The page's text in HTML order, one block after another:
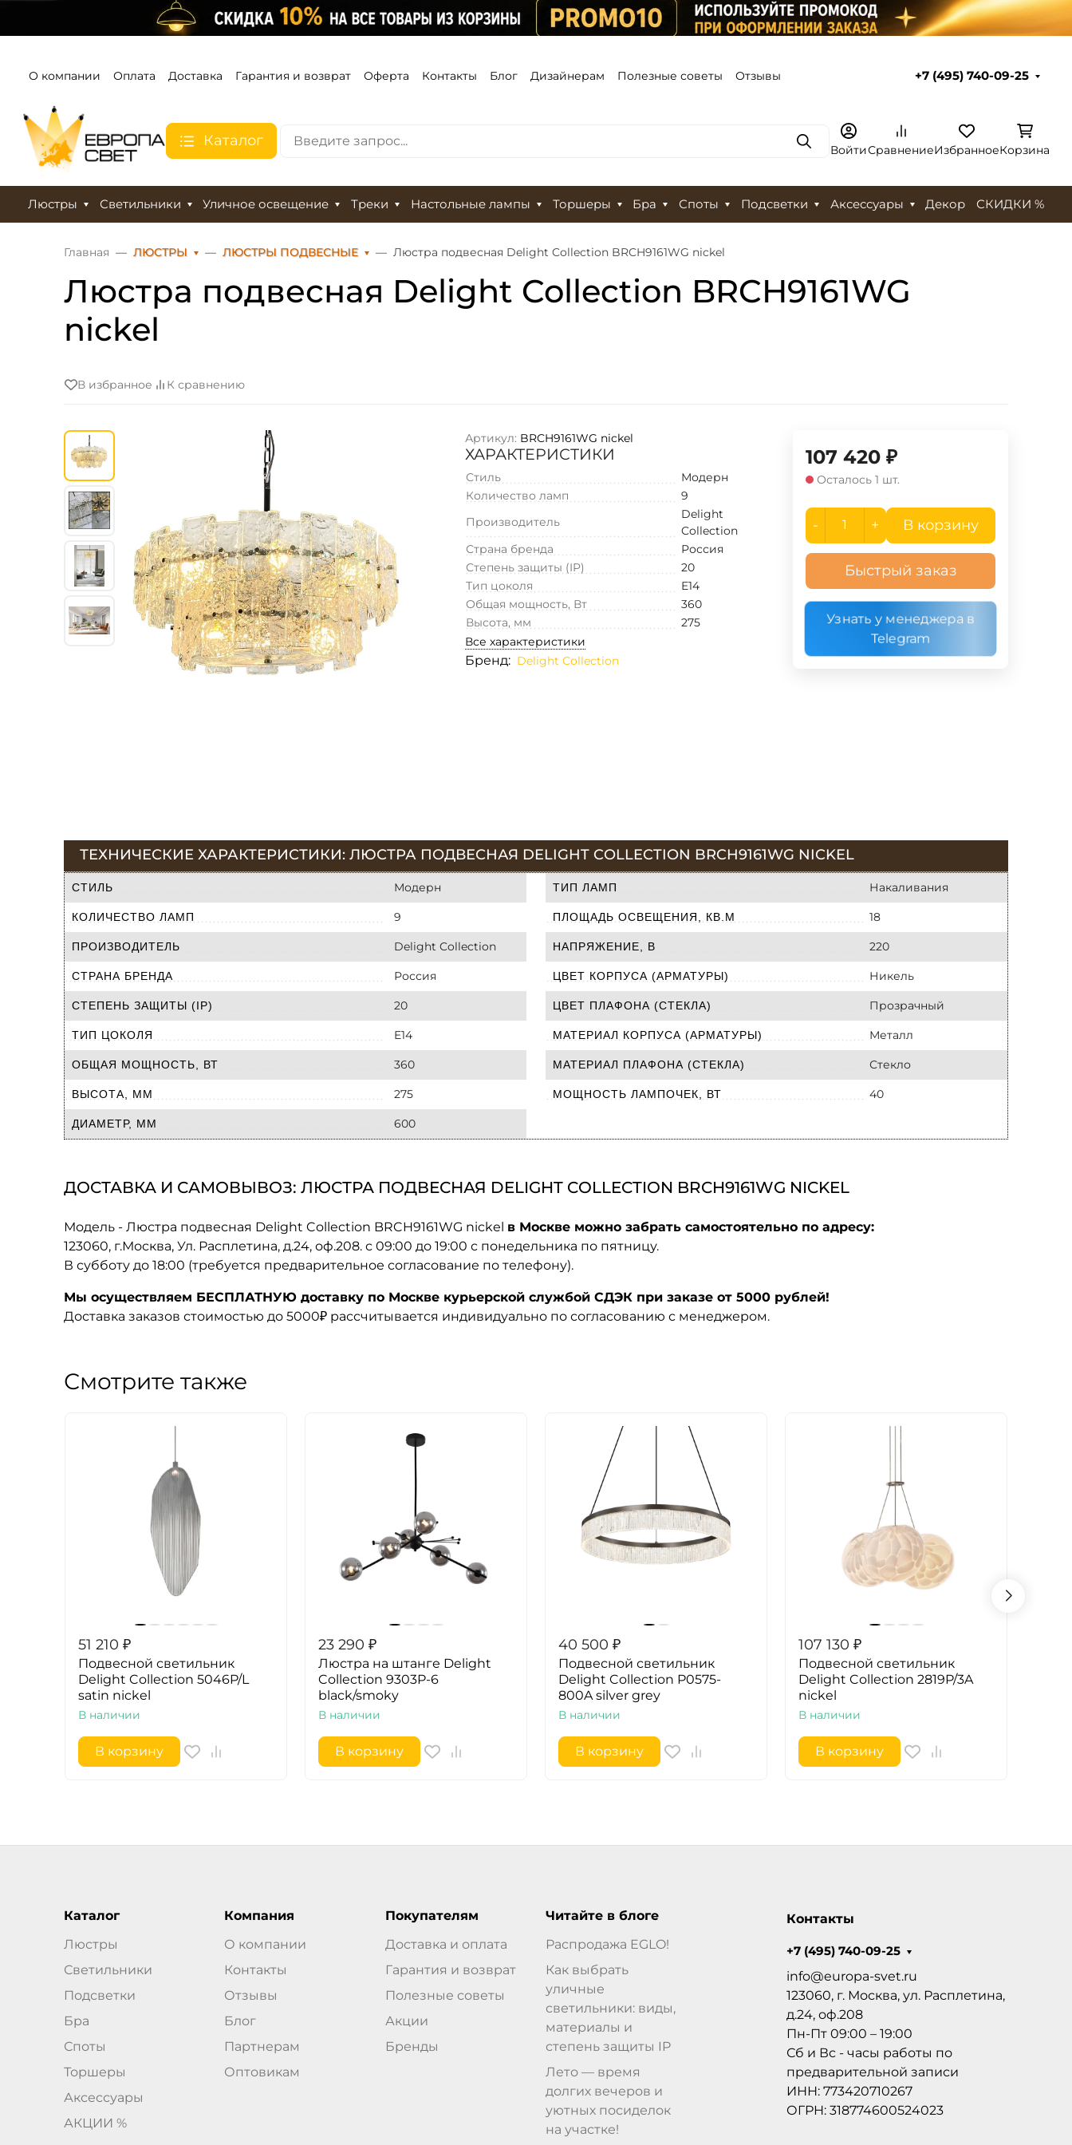
О компании Оплата Доставка Гарантия и возврат Оферта Контакты Блог Дизайнерам Полезные советы Отзывы +7 (495) 740-09-25
Каталог ПоискВойтиСравнениеИзбранноеКорзина
Люстры Светильники Уличное освещение Треки Настольные лампы Торшеры Бра Споты Подсветки Аксессуары Декор СКИДКИ %
Главная ЛЮСТРЫ ЛЮСТРЫ ПОДВЕСНЫЕ Люстра подвесная Delight Collection BRCH9161WG nickel
Люстра подвесная Delight Collection BRCH9161WG
nickel
В избранное К сравнению
Артикул: BRCH9161WG nickel
ХАРАКТЕРИСТИКИ
Стиль
Модерн
Количество ламп
9
Производитель
Delight
Collection
Страна бренда
Россия
Степень защиты (IP)
20
Тип цоколя
E14
Общая мощность, Вт
360
Высота, мм
275
Все характеристики
Бренд: Delight Collection
107 420 ₽
Осталось 1 шт.
- + В корзину
Быстрый заказ
Узнать у менеджера в
Telegram
ТЕХНИЧЕСКИЕ ХАРАКТЕРИСТИКИ: ЛЮСТРА ПОДВЕСНАЯ DELIGHT COLLECTION BRCH9161WG NICKEL
СТИЛЬ Модерн
КОЛИЧЕСТВО ЛАМП 9
ПРОИЗВОДИТЕЛЬ Delight Collection
СТРАНА БРЕНДА Россия
СТЕПЕНЬ ЗАЩИТЫ (IP) 20
ТИП ЦОКОЛЯ E14
ОБЩАЯ МОЩНОСТЬ, ВТ 360
ВЫСОТА, ММ 275
ДИАМЕТР, ММ 600
ТИП ЛАМП Накаливания
ПЛОЩАДЬ ОСВЕЩЕНИЯ, КВ.М 18
НАПРЯЖЕНИЕ, В 220
ЦВЕТ КОРПУСА (АРМАТУРЫ) Никель
ЦВЕТ ПЛАФОНА (СТЕКЛА) Прозрачный
МАТЕРИАЛ КОРПУСА (АРМАТУРЫ) Металл
МАТЕРИАЛ ПЛАФОНА (СТЕКЛА) Стекло
МОЩНОСТЬ ЛАМПОЧЕК, ВТ 40
ДОСТАВКА И САМОВЫВОЗ: ЛЮСТРА ПОДВЕСНАЯ DELIGHT COLLECTION BRCH9161WG NICKEL
Модель - Люстра подвесная Delight Collection BRCH9161WG nickel в Москве можно забрать самостоятельно по адресу:
123060, г.Москва, Ул. Расплетина, д.24, оф.208. с 09:00 до 19:00 с понедельника по пятницу.
В субботу до 18:00 (требуется предварительное согласование по телефону).
Мы осуществляем БЕСПЛАТНУЮ доставку по Москве курьерской службой СДЭК при заказе от 5000 рублей!
Доставка заказов стоимостью до 5000₽ рассчитывается индивидуально по согласованию с менеджером.
Смотрите также
51 210 ₽
Подвесной светильник
Delight Collection 5046P/L
satin nickel
В наличии
В корзину
23 290 ₽
Люстра на штанге Delight
Collection 9303P-6
black/smoky
В наличии
В корзину
40 500 ₽
Подвесной светильник
Delight Collection P0575-
800A silver grey
В наличии
В корзину
107 130 ₽
Подвесной светильник
Delight Collection 2819P/3A
nickel
В наличии
В корзину
Каталог
Люстры
Светильники
Подсветки
Бра
Споты
Торшеры
Аксессуары
АКЦИИ %
Компания
О компании
Контакты
Отзывы
Блог
Партнерам
Оптовикам
Покупателям
Доставка и оплата
Гарантия и возврат
Полезные советы
Акции
Бренды
Читайте в блоге
Распродажа EGLO!
Как выбрать
уличные
светильники: виды,
материалы и
степень защиты IP
Лето — время
долгих вечеров и
уютных посиделок
на участке!
Контакты
+7 (495) 740-09-25
info@europa-svet.ru
123060, г. Москва, ул. Расплетина,
д.24, оф.208
Пн-Пт 09:00 – 19:00
Сб и Вс - часы работы по
предварительной записи
ИНН: 773420710267
ОГРН: 318774600524023